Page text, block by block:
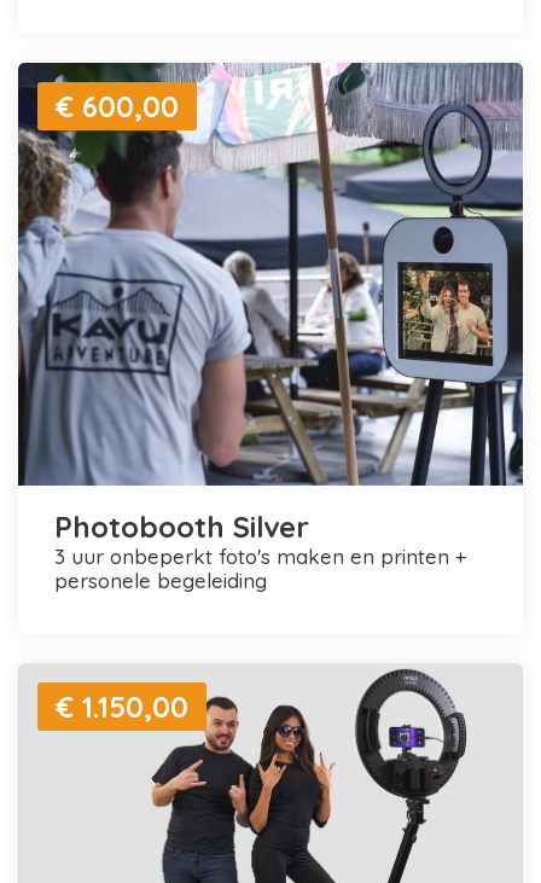
€ 600,00
Photobooth Silver
3 uur onbeperkt foto's maken en printen +
personele begeleiding
€ 1.150,00